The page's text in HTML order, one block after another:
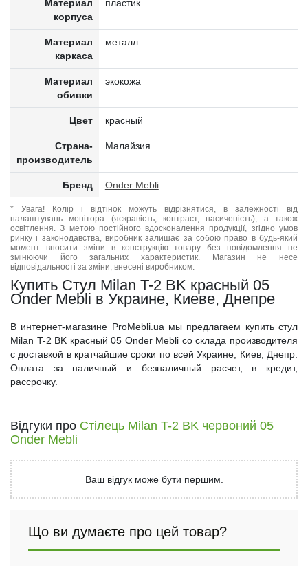
Материал
корпуса
пластик
Материал
каркаса
металл
Материал
обивки
экокожа
Цвет красный
Страна-
производитель
Малайзия
Бренд Onder Mebli
* Увага! Колір і відтінок можуть відрізнятися, в залежності від
налаштувань монітора (яскравість, контраст, насиченість), а також
освітлення. З метою постійного вдосконалення продукції, згідно умов
ринку і законодавства, виробник залишає за собою право в будь-який
момент вносити зміни в конструкцію товару без повідомлення не
змінюючи його загальних характеристик. Магазин не несе
відповідальності за зміни, внесені виробником.
Купить Стул Milan T-2 BK красный 05
Onder Mebli в Украине, Киеве, Днепре
В интернет-магазине ProMebli.ua мы предлагаем купить стул
Milan T-2 BK красный 05 Onder Mebli со склада производителя
с доставкой в кратчайшие сроки по всей Украине, Киев, Днепр.
Оплата за наличный и безналичный расчет, в кредит,
рассрочку.
Відгуки про Стілець Milan T-2 BK червоний 05
Onder Mebli
Ваш відгук може бути першим.
Що ви думаєте про цей товар?